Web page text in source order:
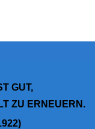
GUT,
ZU ERNEUERN.